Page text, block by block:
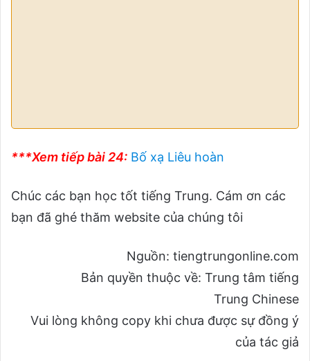
***Xem tiếp bài 24: Bố xạ Liêu hoàn
Chúc các bạn học tốt tiếng Trung. Cám ơn các
bạn đã ghé thăm website của chúng tôi
Nguồn: tiengtrungonline.com
Bản quyền thuộc về: Trung tâm tiếng
Trung Chinese
Vui lòng không copy khi chưa được sự đồng ý
của tác giả